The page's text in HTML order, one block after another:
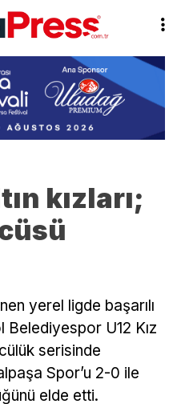
kızları;
yerel ligde başarılı
U12 Kız
serisinde
Spor’u 2-0 ile
elde etti.